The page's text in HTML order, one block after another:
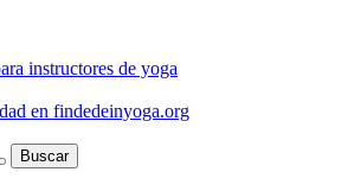
instructores de yoga
en findedeinyoga.org
Buscar